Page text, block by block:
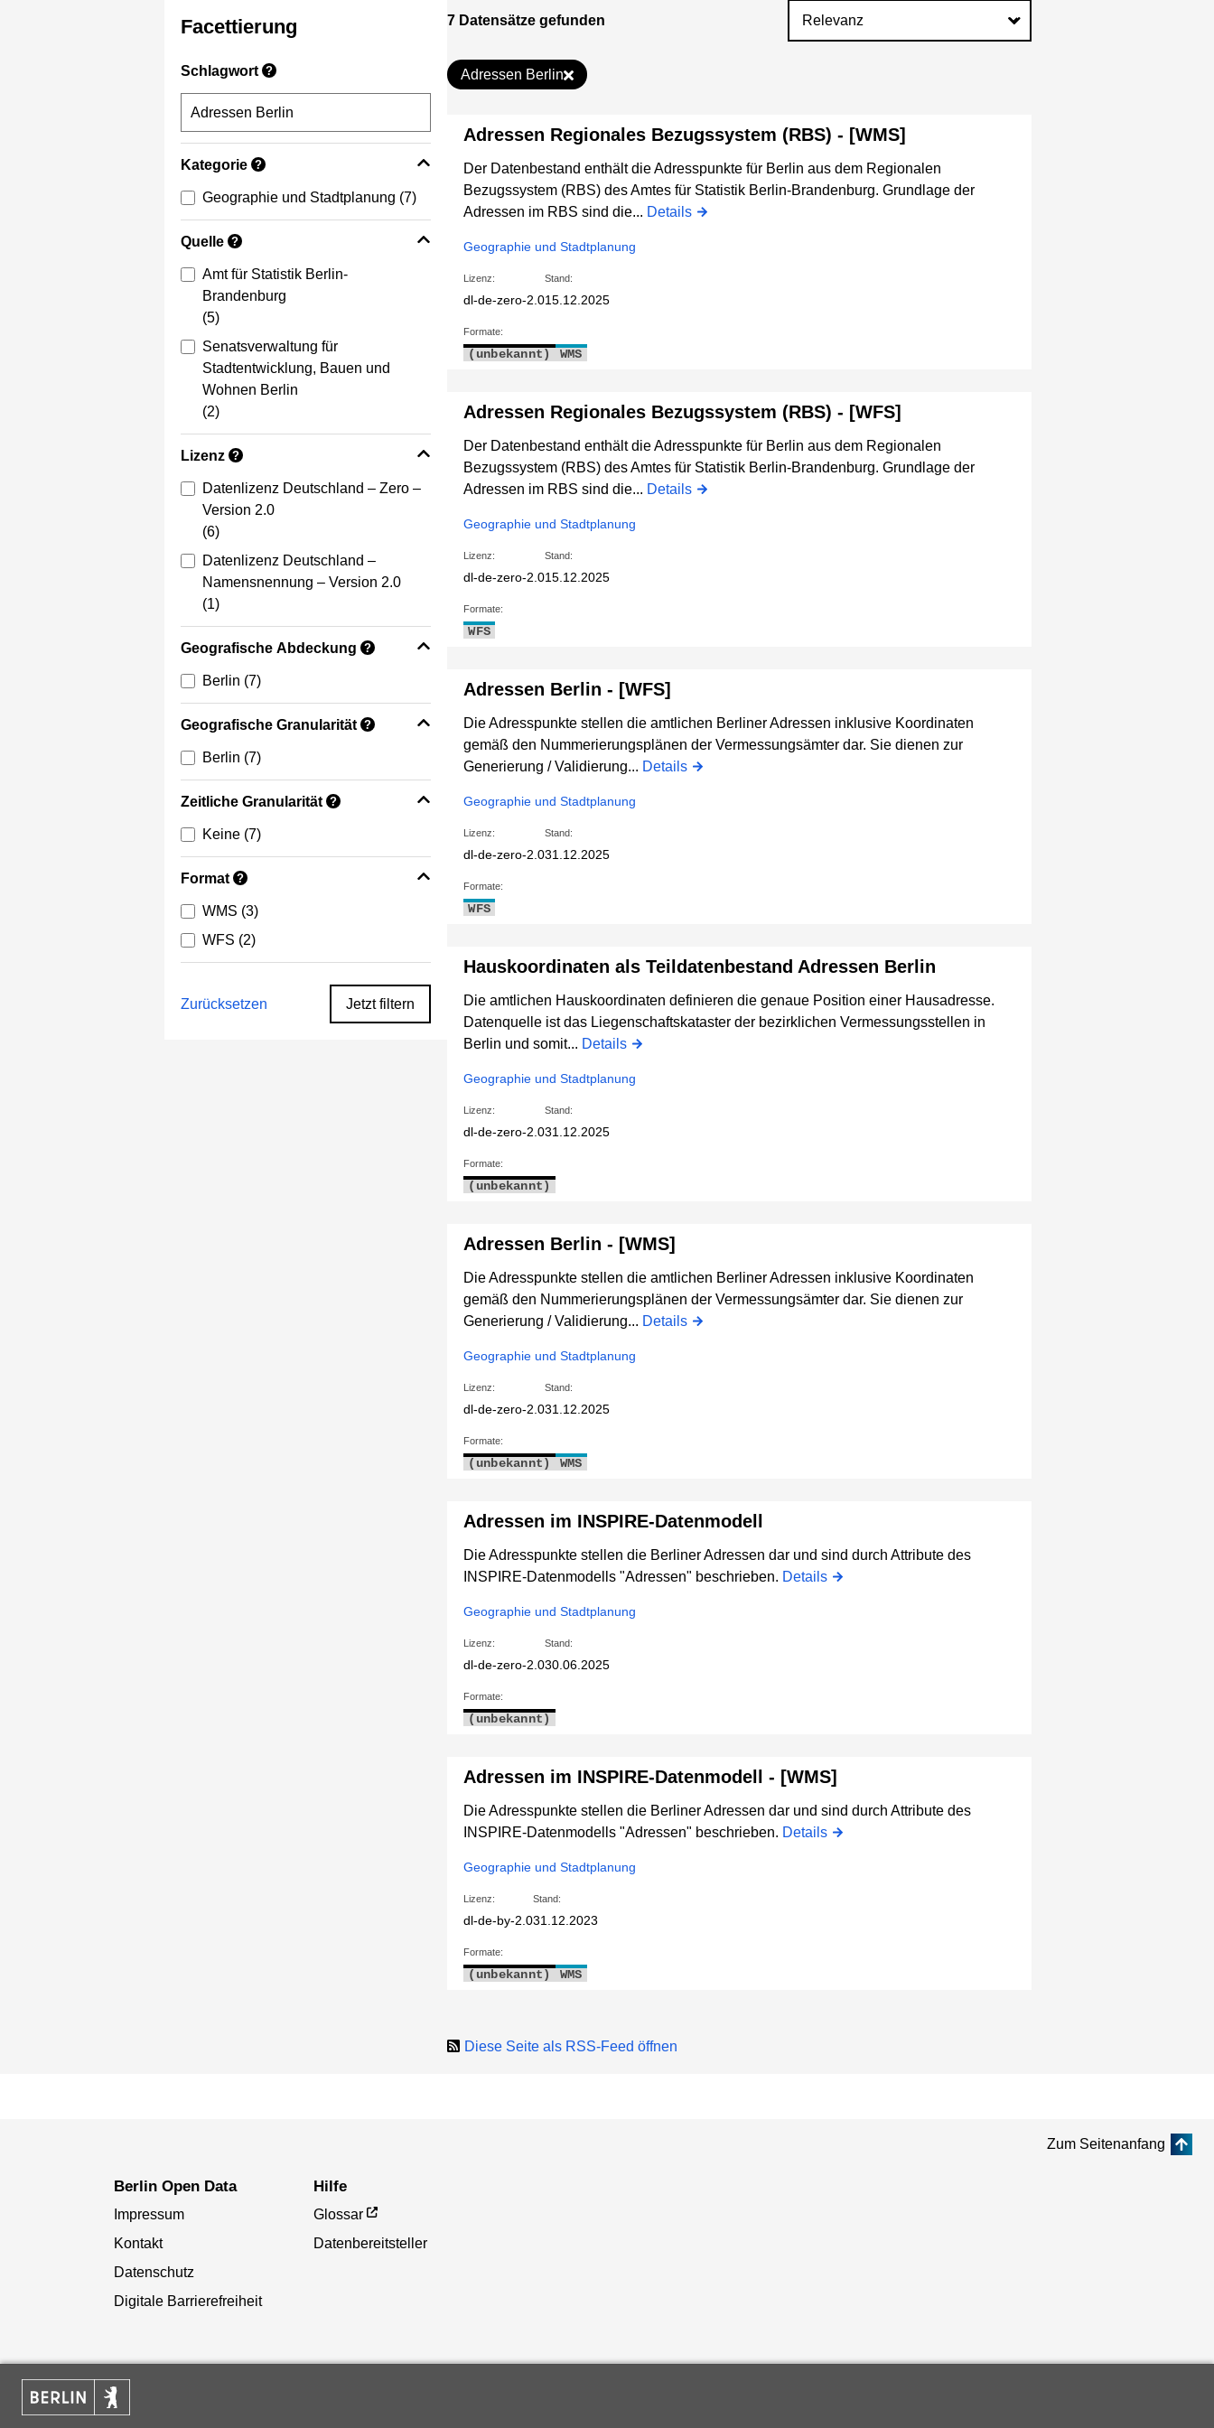
Facettierung
Schlagwort ?
Kategorie ?
Geographie und Stadtplanung (7)
Quelle ?
Amt für Statistik Berlin-
Brandenburg
(5)
Senatsverwaltung für
Stadtentwicklung, Bauen und
Wohnen Berlin
(2)
Lizenz ?
Datenlizenz Deutschland – Zero –
Version 2.0
(6)
Datenlizenz Deutschland –
Namensnennung – Version 2.0
(1)
Geografische Abdeckung ?
Berlin (7)
Geografische Granularität ?
Berlin (7)
Zeitliche Granularität ?
Keine (7)
Format ?
WMS (3)
WFS (2)
Zurücksetzen Jetzt filtern
7 Datensätze gefunden
Adressen Berlin
Adressen Regionales Bezugssystem (RBS) - [WMS]
Der Datenbestand enthält die Adresspunkte für Berlin aus dem Regionalen
Bezugssystem (RBS) des Amtes für Statistik Berlin-Brandenburg. Grundlage der
Adressen im RBS sind die... Details
Geographie und Stadtplanung
Lizenz:
dl-de-zero-2.0
Stand:
15.12.2025
Formate:
(unbekannt) WMS
Adressen Regionales Bezugssystem (RBS) - [WFS]
Der Datenbestand enthält die Adresspunkte für Berlin aus dem Regionalen
Bezugssystem (RBS) des Amtes für Statistik Berlin-Brandenburg. Grundlage der
Adressen im RBS sind die... Details
Geographie und Stadtplanung
Lizenz:
dl-de-zero-2.0
Stand:
15.12.2025
Formate:
WFS
Adressen Berlin - [WFS]
Die Adresspunkte stellen die amtlichen Berliner Adressen inklusive Koordinaten
gemäß den Nummerierungsplänen der Vermessungsämter dar. Sie dienen zur
Generierung / Validierung... Details
Geographie und Stadtplanung
Lizenz:
dl-de-zero-2.0
Stand:
31.12.2025
Formate:
WFS
Hauskoordinaten als Teildatenbestand Adressen Berlin
Die amtlichen Hauskoordinaten definieren die genaue Position einer Hausadresse.
Datenquelle ist das Liegenschaftskataster der bezirklichen Vermessungsstellen in
Berlin und somit... Details
Geographie und Stadtplanung
Lizenz:
dl-de-zero-2.0
Stand:
31.12.2025
Formate:
(unbekannt)
Adressen Berlin - [WMS]
Die Adresspunkte stellen die amtlichen Berliner Adressen inklusive Koordinaten
gemäß den Nummerierungsplänen der Vermessungsämter dar. Sie dienen zur
Generierung / Validierung... Details
Geographie und Stadtplanung
Lizenz:
dl-de-zero-2.0
Stand:
31.12.2025
Formate:
(unbekannt) WMS
Adressen im INSPIRE-Datenmodell
Die Adresspunkte stellen die Berliner Adressen dar und sind durch Attribute des
INSPIRE-Datenmodells "Adressen" beschrieben. Details
Geographie und Stadtplanung
Lizenz:
dl-de-zero-2.0
Stand:
30.06.2025
Formate:
(unbekannt)
Adressen im INSPIRE-Datenmodell - [WMS]
Die Adresspunkte stellen die Berliner Adressen dar und sind durch Attribute des
INSPIRE-Datenmodells "Adressen" beschrieben. Details
Geographie und Stadtplanung
Lizenz:
dl-de-by-2.0
Stand:
31.12.2023
Formate:
(unbekannt) WMS
Diese Seite als RSS-Feed öffnen
Zum Seitenanfang
Berlin Open Data
Impressum
Kontakt
Datenschutz
Digitale Barrierefreiheit
Hilfe
Glossar
Datenbereitsteller